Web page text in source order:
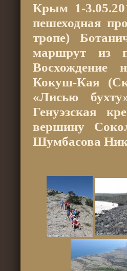
Крым 1-
пешеходная
тропе)
маршрут из
Восхождение
Кокуш-Кая
«Лисью
Генуэзская
вершину
Шумбасова